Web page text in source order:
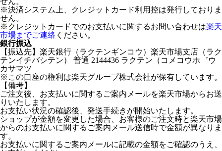
※決済システム上、クレジットカード利用控は発行しておりま
せん。
※クレジットカードでのお支払いに関するお問い合わせは楽天
市場までご連絡 ください。
銀行振込
【振込先】楽天銀行（ラクテンギンコウ）楽天市場支店（ラク
テンイチバシテン） 普通 2144436 ラクテン（コメコウホ゛ウ
カサマツ
※この口座の権利は楽天グループ株式会社が保有しています。
【備考】
ご注文後、お支払いに関するご案内メールを楽天市場からお送
りいたします。
お支払い状況の確認後、発送手続きが開始いたします。
ショップが金額を変更した場合、お客様のご注文時と楽天市場
からのお支払いに関するご案内メール送信時で金額が異なりま
す。
お支払いに関するご案内メールに記載の金額をご確認のうえ、